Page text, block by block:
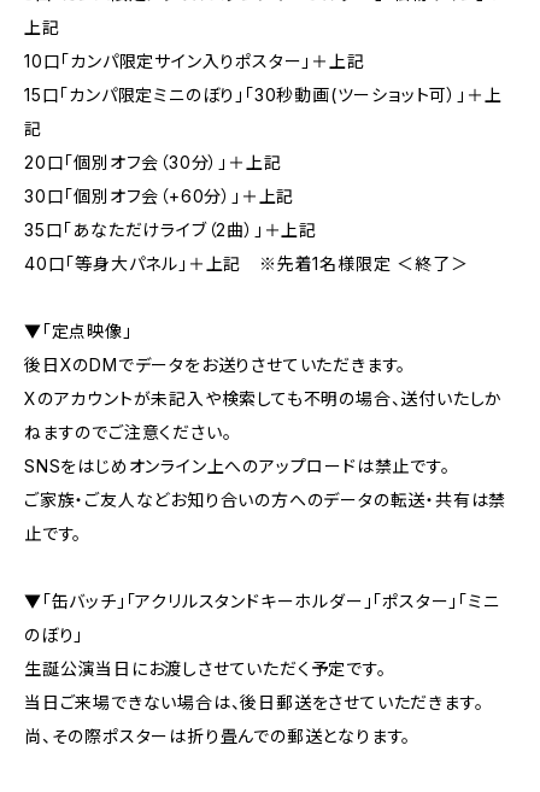
上記
10口「カンパ限定サイン入りポスター」＋上記
15口「カンパ限定ミニのぼり」「30秒動画(ツーショット可）」＋上
記
20口「個別オフ会（30分）」＋上記
30口「個別オフ会（+60分）」＋上記
35口「あなただけライブ（2曲）」＋上記
40口「等身大パネル」＋上記 ※先着1名様限定 ＜終了＞
▼「定点映像」
後日XのDMでデータをお送りさせていただきます。
Xのアカウントが未記入や検索しても不明の場合、送付いたしか
ねますのでご注意ください。
SNSをはじめオンライン上へのアップロードは禁止です。
ご家族・ご友人などお知り合いの方へのデータの転送・共有は禁
止です。
▼「缶バッチ」「アクリルスタンドキーホルダー」「ポスター」「ミニ
のぼり」
生誕公演当日にお渡しさせていただく予定です。
当日ご来場できない場合は、後日郵送をさせていただきます。
尚、その際ポスターは折り畳んでの郵送となります。